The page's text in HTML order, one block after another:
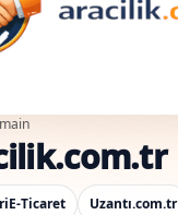
E-Ticaret Uzantı.com.tr